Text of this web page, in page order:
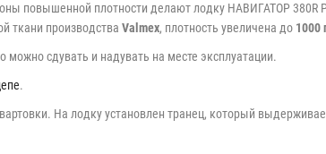
повышенной плотности делают лодку НАВИГАТОР 380R
ткани производства Valmex, плотность увеличена до 1000
можно сдувать и надувать на месте эксплуатации.
.
На лодку установлен транец, который